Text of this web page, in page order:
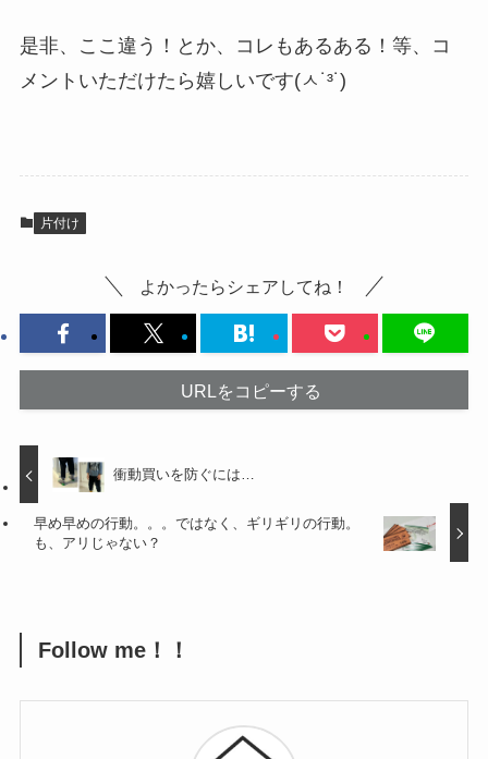
是非、ここ違う！とか、コレもあるある！等、コ
メントいただけたら嬉しいです(ㅅ˙³˙)
片付け
よかったらシェアしてね！
URLをコピーする
衝動買いを防ぐには…
早め早めの行動。。。ではなく、ギリギリの行動。
も、アリじゃない？
Follow me！！